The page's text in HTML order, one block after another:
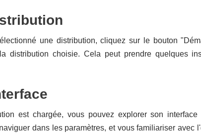
une distribution, cliquez sur le bouton
distribution choisie. Cela peut prendre quelques
est chargée, vous pouvez explorer son
dans les paramètres, et vous familiariser avec